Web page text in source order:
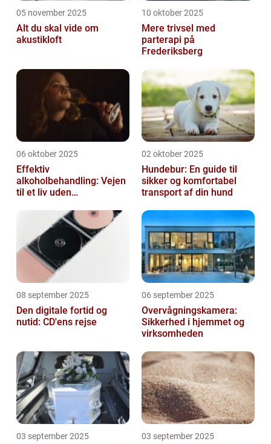
05 november 2025
Alt du skal vide om
akustikloft
10 oktober 2025
Mere trivsel med
parterapi på
Frederiksberg
06 oktober 2025
Effektiv
alkoholbehandling: Vejen
til et liv uden
02 oktober 2025
Hundebur: En guide til
sikker og komfortabel
transport af din hund
08 september 2025
Den digitale fortid og
nutid: CD'ens rejse
06 september 2025
Overvågningskamera:
Sikkerhed i hjemmet og
virksomheden
03 september 2025 03 september 2025